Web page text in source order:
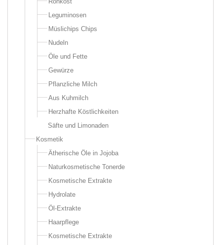
Leguminosen
Müslichips Chips
Nudeln
Öle und Fette
Gewürze
Pflanzliche Milch
Aus Kuhmilch
Herzhafte Köstlichkeiten
Säfte und Limonaden
Kosmetik
Ätherische Öle in Jojoba
Naturkosmetische Tonerde
Kosmetische Extrakte
Hydrolate
Öl-Extrakte
Haarpflege
Kosmetische Extrakte